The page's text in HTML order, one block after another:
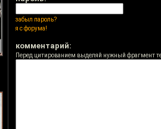
забыл пароль?
я с форума!
комментарий:
Перед цитированием выделяй нужный фрагмент